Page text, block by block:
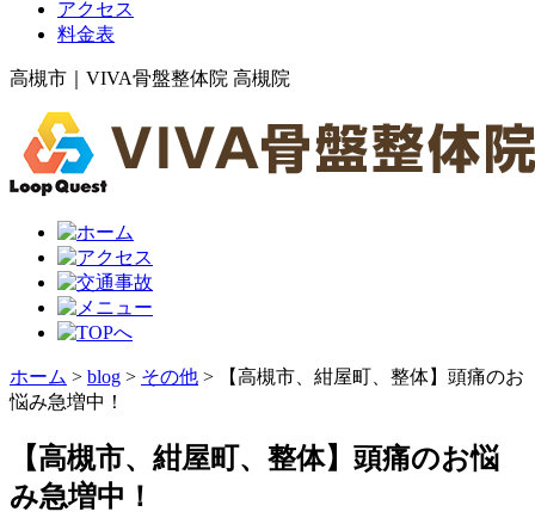
アクセス
料金表
高槻市｜VIVA骨盤整体院 高槻院
ホーム > blog > その他 >
【高槻市、紺屋町、整体】頭痛のお
悩み急増中！
【高槻市、紺屋町、整体】頭痛のお悩
み急増中！